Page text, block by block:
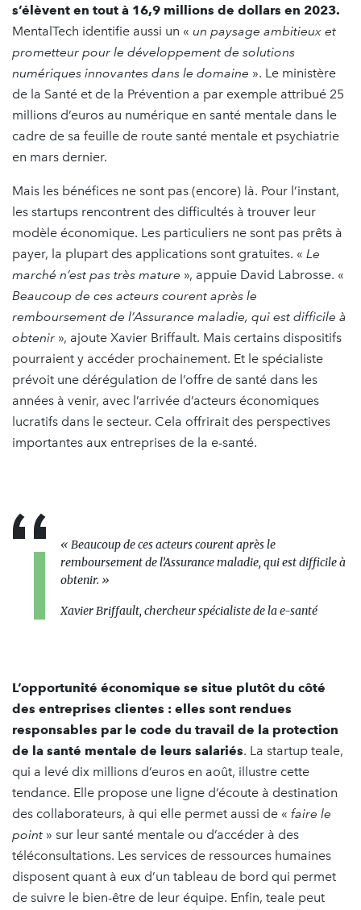
s’élèvent en tout à 16,9 millions de dollars en 2023.
MentalTech identifie aussi un « un paysage ambitieux et
prometteur pour le développement de solutions
numériques innovantes dans le domaine ». Le ministère
de la Santé et de la Prévention a par exemple attribué 25
millions d’euros au numérique en santé mentale dans le
cadre de sa feuille de route santé mentale et psychiatrie
en mars dernier.
Mais les bénéfices ne sont pas (encore) là. Pour l’instant,
les startups rencontrent des difficultés à trouver leur
modèle économique. Les particuliers ne sont pas prêts à
payer, la plupart des applications sont gratuites. « Le
marché n’est pas très mature », appuie David Labrosse. «
Beaucoup de ces acteurs courent après le
remboursement de l’Assurance maladie, qui est difficile à
obtenir », ajoute Xavier Briffault. Mais certains dispositifs
pourraient y accéder prochainement. Et le spécialiste
prévoit une dérégulation de l’offre de santé dans les
années à venir, avec l’arrivée d’acteurs économiques
lucratifs dans le secteur. Cela offrirait des perspectives
importantes aux entreprises de la e-santé.
« Beaucoup de ces acteurs courent après le
remboursement de l’Assurance maladie, qui est difficile à
obtenir. »
Xavier Briffault, chercheur spécialiste de la e-santé
L’opportunité économique se situe plutôt du côté
des entreprises clientes : elles sont rendues
responsables par le code du travail de la protection
de la santé mentale de leurs salariés. La startup teale,
qui a levé dix millions d’euros en août, illustre cette
tendance. Elle propose une ligne d’écoute à destination
des collaborateurs, à qui elle permet aussi de « faire le
point » sur leur santé mentale ou d’accéder à des
téléconsultations. Les services de ressources humaines
disposent quant à eux d’un tableau de bord qui permet
de suivre le bien-être de leur équipe. Enfin, teale peut